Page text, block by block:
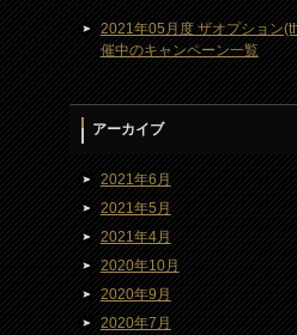
2021年05月度 ザオプション
催中のキャンペーン一覧
アーカイブ
2021年6月
2021年5月
2021年4月
2020年10月
2020年9月
2020年7月